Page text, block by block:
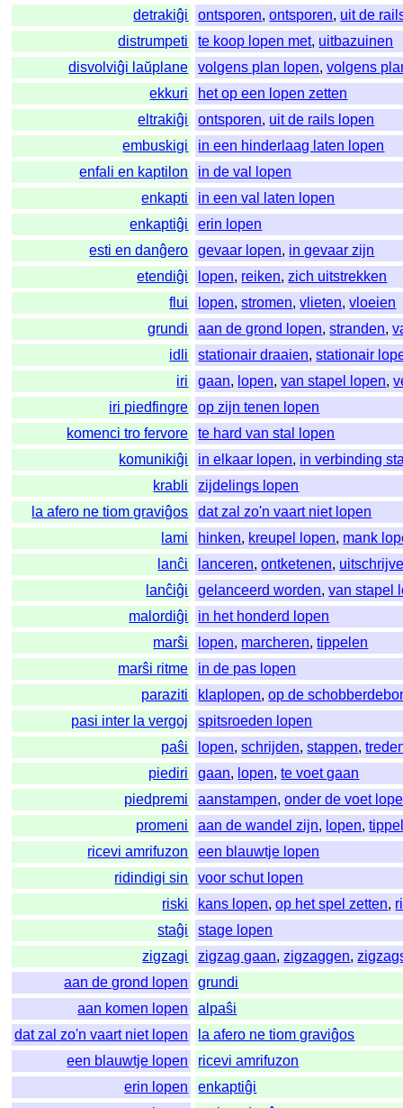
detrakiĝi ontsporen,ontsporen, uit de
distrumpeti
te koop lopen met, uitbazuinen
disvolviĝi laŭplane
volgens plan lopen,volgens
ekkuri
het op een lopen zetten
eltrakiĝi
ontsporen, uit de rails lopen
embuskigi
in een hinderlaag laten lopen
enfali en kaptilon
in de val lopen
enkapti
in een val laten lopen
enkaptiĝi
erin lopen
esti en danĝero
gevaar lopen, in gevaar zijn
etendiĝi
lopen, reiken,zich uitstrekken
flui
lopen,stromen,vlieten,vloeien
grundi
aan de grond lopen,stranden,
idli
stationair draaien,stationair
iri
gaan, lopen,van stapel lopen,
iri piedfingre
op zijn tenen lopen
komenci tro fervore
te hard van stal lopen
komunikiĝi
in elkaar lopen, in verbinding
krabli
zijdelings lopen
la afero ne tiom graviĝos
dat zal zo'n vaart niet lopen
lami
hinken, kreupel lopen, mank
lanĉi
lanceren,ontketenen,
lanĉiĝi
gelanceerd worden,van stapel
malordiĝi
in het honderd lopen
marŝi
lopen, marcheren,tippelen
marŝi ritme
in de pas lopen
paraziti
klaplopen,op de
pasi inter la vergoj
spitsroeden lopen
paŝi
lopen,schrijden,stappen,
piediri
gaan, lopen,te voet gaan
piedpremi
aanstampen,onder de voet
promeni
aan de wandel zijn, lopen,
ricevi amrifuzon
een blauwtje lopen
ridindigi sin
voor schut lopen
riski
kans lopen,op het spel zetten,
staĝi
stage lopen
zigzagi
zigzag gaan,zigzaggen,
aan de grond lopen
grundi
aan komen lopen
alpaŝi
dat zal zo'n vaart niet lopen
la afero ne tiom graviĝos
een blauwtje lopen
ricevi amrifuzon
erin lopen
enkaptiĝi